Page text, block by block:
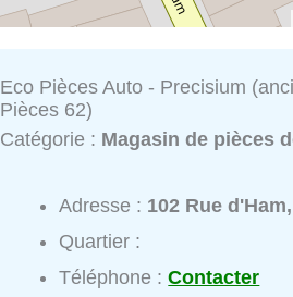
Eco Pièces Auto - Precisium
Pièces 62)
Catégorie : Magasin de pièces
Adresse : 102 Rue
Quartier :
Téléphone :Contacter